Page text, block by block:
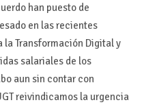
han puesto de
en las recientes
Transformación Digital y
salariales de los
aun sin contar con
reivindicamos la urgencia